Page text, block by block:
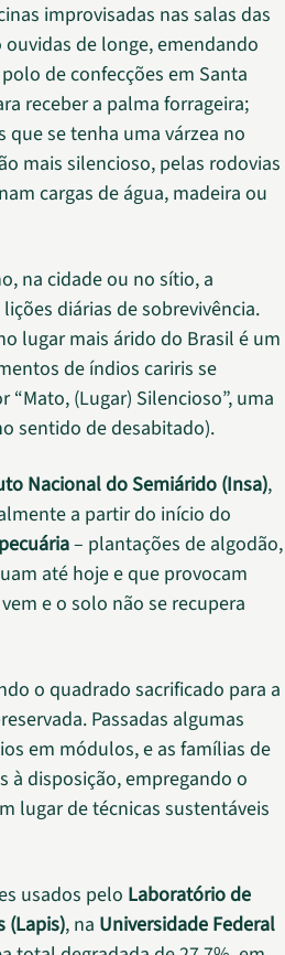
improvisadas nas salas das
de longe, emendando
de confecções em Santa
receber a palma forrageira;
se tenha uma várzea no
mais silencioso, pelas rodovias
cargas de água, madeira ou
na cidade ou no sítio, a
diárias de sobrevivência.
lugar mais árido do Brasil é um
de índios cariris se
(Lugar) Silencioso”, uma
sentido de desabitado).
Nacional do Semiárido (Insa),
a partir do início do
pecuária– plantações de algodão,
até hoje e que provocam
e o solo não se recupera
o quadrado sacrificado para a
Passadas algumas
em módulos, e as famílias de
à disposição, empregando o
lugar de técnicas sustentáveis
usados pelo Laboratório de
(Lapis), na Universidade Federal